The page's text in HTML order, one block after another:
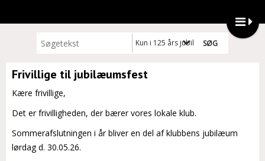
Kun i 125 års jubilæum
Frivillige til jubilæumsfest
Kære frivillige,
Det er frivilligheden, der bærer vores lokale klub.
Sommerafslutningen i år bliver en del af klubbens jubilæum
lørdag d. 30.05.26.